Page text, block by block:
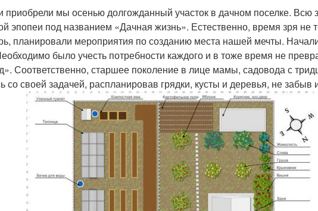
приобрели мы осенью долгожданный участок в дачном поселке. Всю
эпопеи под названием «Дачная жизнь». Естественно, время зря не
планировали мероприятия по созданию места нашей мечты.
было учесть потребности каждого и в тоже время не
Соответственно, старшее поколение в лице мамы, садовода с
со своей задачей, распланировав грядки, кусты и деревья, не забыв